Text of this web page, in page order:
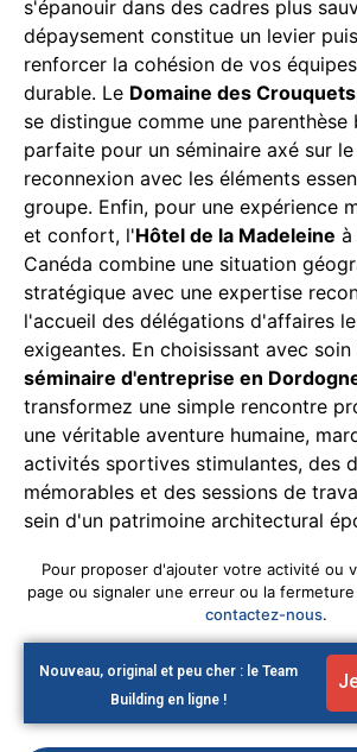
s'épanouir dans des cadres plus
dépaysement constitue un levier
renforcer la cohésion de vos
durable. Le Domaine des Crouquets
se distingue comme une parenthèse
parfaite pour un séminaire axé sur
reconnexion avec les éléments
groupe. Enfin, pour une expérience
et confort, l'Hôtel de la Madeleine à
Canéda combine une situation
stratégique avec une expertise
l'accueil des délégations d'affaires
exigeantes. En choisissant avec
séminaire d'entreprise en
transformez une simple rencontre
une véritable aventure humaine,
activités sportives stimulantes, des
mémorables et des sessions de
sein d'un patrimoine architectural
Pour proposer d'ajouter votre activité ou
page ou signaler une erreur ou la
contactez-nous.
Nouveau, original et peu cher : le Team
Building en ligne !